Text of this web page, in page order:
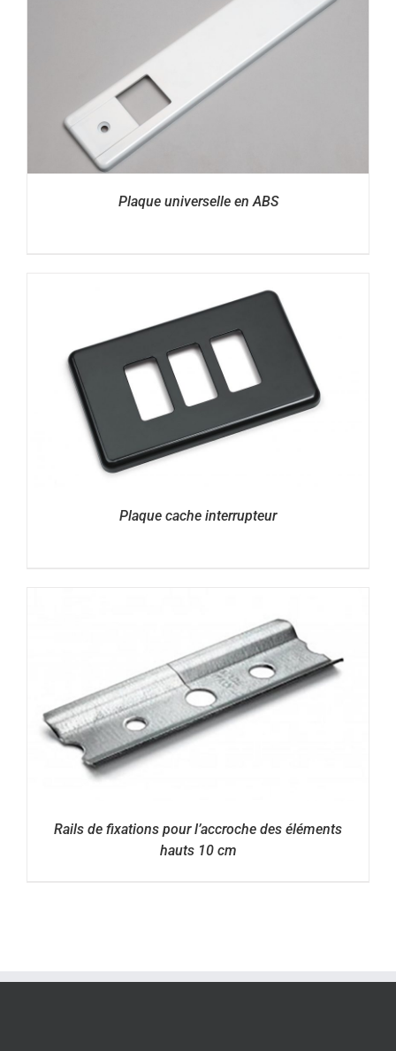
Plaque universelle en ABS
Plaque cache interrupteur
Rails de fixations pour l’accroche des éléments
hauts 10 cm